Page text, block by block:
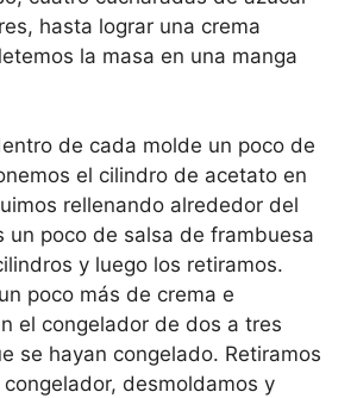
hasta lograr una crema
la masa en una manga
de cada molde un poco de
el cilindro de acetato en
rellenando alrededor del
un poco de salsa de frambuesa
y luego los retiramos.
poco más de crema e
el congelador de dos a tres
se hayan congelado. Retiramos
desmoldamos y